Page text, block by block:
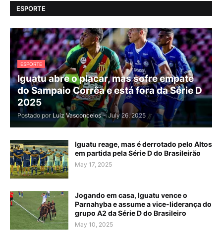
ESPORTE
ESPORTE
Iguatu abre o placar, mas sofre empate
do Sampaio Corrêa e está fora da Série D
2025
Postado por Luiz Vasconcelos - July 26, 2025
Iguatu reage, mas é derrotado pelo Altos
em partida pela Série D do Brasileirão
May 17, 2025
Jogando em casa, Iguatu vence o
Parnahyba e assume a vice-liderança do
grupo A2 da Série D do Brasileiro
May 10, 2025